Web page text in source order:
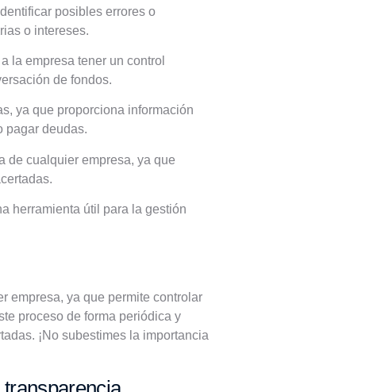
posibles errores o
o intereses.
la empresa tener un control
de fondos.
ya que proporciona información
pagar deudas.
de cualquier empresa, ya que
herramienta útil para la gestión
empresa, ya que permite controlar
proceso de forma periódica y
¡No subestimes la importancia